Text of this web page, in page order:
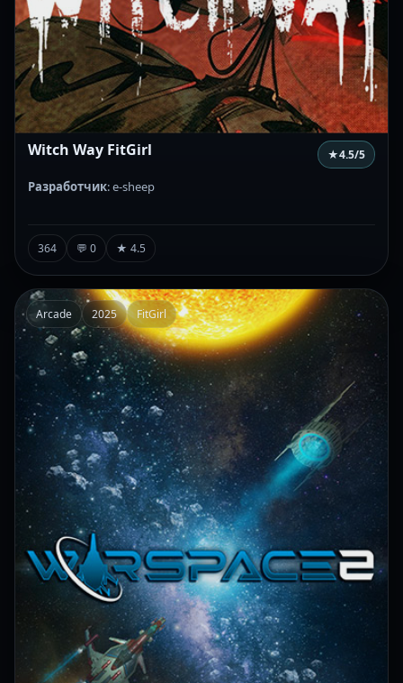
Witch Way FitGirl ★4.5/5
Разработчик: e-sheep
364 💬 0 ★ 4.5
Arcade 2025 FitGirl